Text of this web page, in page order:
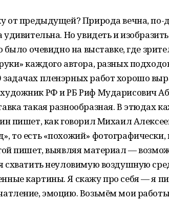
от предыдущей? Природа вечна, по-
удивительна. Но увидеть и
было очевидно на выставке, где
каждого автора, разных
пленэрных работ хорошо
РФ и РБ Риф Мударисович
такая разнообразная. В этюдах
пишет, как говорил Михаил
то есть «похожий»
пишет, выявляя материал —
схватить неуловимую воздушную
картины. Я скажу про себя — я
эмоцию. Возьмём мои